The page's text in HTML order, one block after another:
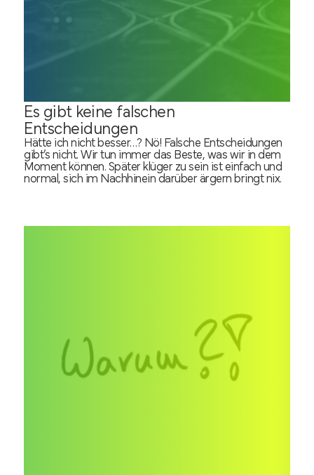
Es gibt keine falschen
Entscheidungen
Hätte ich nicht besser…? Nö! Falsche Entscheidungen
gibt’s nicht. Wir tun immer das Beste, was wir in dem
Moment können. Später klüger zu sein ist einfach und
normal, sich im Nachhinein darüber ärgern bringt nix.